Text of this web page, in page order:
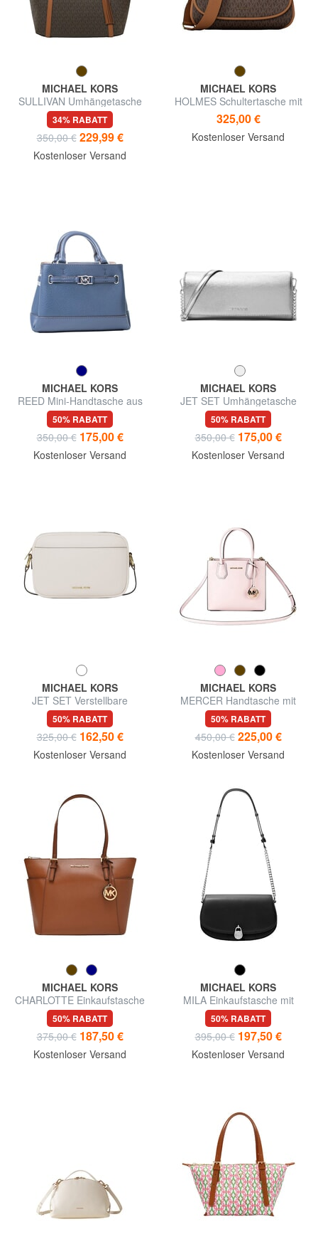
MICHAEL KORS
SULLIVAN Umhängetasche
34% RABATT
350,00 € 229,99 €
Kostenloser Versand
MICHAEL KORS
HOLMES Schultertasche mit
Schultergurt
325,00 €
Kostenloser Versand
MICHAEL KORS
REED Mini-Handtasche aus
Leder
50% RABATT
350,00 € 175,00 €
Kostenloser Versand
MICHAEL KORS
JET SET Umhängetasche
50% RABATT
350,00 € 175,00 €
Kostenloser Versand
MICHAEL KORS
JET SET Verstellbare
Schultertasche aus Leder
50% RABATT
325,00 € 162,50 €
Kostenloser Versand
MICHAEL KORS
MERCER Handtasche mit
Schulterriemen aus Leder
50% RABATT
450,00 € 225,00 €
Kostenloser Versand
MICHAEL KORS
CHARLOTTE Einkaufstasche
aus Leder
50% RABATT
375,00 € 187,50 €
Kostenloser Versand
MICHAEL KORS
MILA Einkaufstasche mit
Schultergurt
50% RABATT
395,00 € 197,50 €
Kostenloser Versand